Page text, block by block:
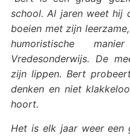
school. Al jaren weet hij
boeien met zijn
humoristische
Vredesonderwijs. De
zijn lippen. Bert
denken en niet
hoort.
Het is elk jaar weer een